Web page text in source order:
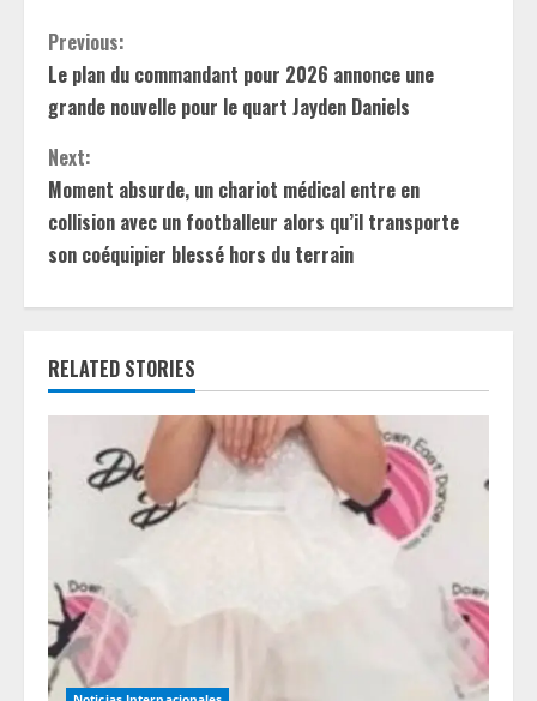
C
o
n
t
i
n
u
e
e
d
i
Previous:
Le plan du commandant pour 2026 annonce une
grande nouvelle pour le quart Jayden Daniels
Next:
Moment absurde, un chariot médical entre en
collision avec un footballeur alors qu’il transporte
son coéquipier blessé hors du terrain
RELATED STORIES